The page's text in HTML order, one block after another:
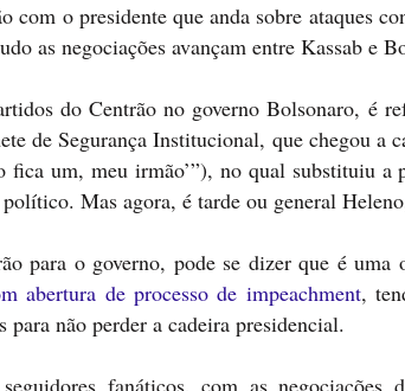
com o presidente que anda sobre ataques
as negociações avançam entre Kassab e
do Centrão no governo Bolsonaro, é
de Segurança Institucional, que chegou
fica um, meu irmão’”), no qual substituiu
Mas agora, é tarde ou general
para o governo, pode se dizer que é uma
abertura de processo de impeachment,
não perder a cadeira presidencial.
fanáticos, com as